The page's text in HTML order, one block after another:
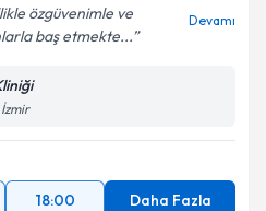
özgüvenimle ve
baş etmekte...
Devamı
18:00 Daha Fazla